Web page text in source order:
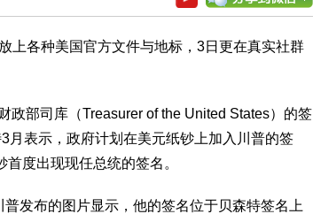
上各种美国官方文件与地标，3日更在真实社群
部司库（Treasurer of the United States）的签
月表示，政府计划在美元纸钞上加入川普的签
度出现现任总统的签名。
普发布的图片显示，他的签名位于贝森特签名上